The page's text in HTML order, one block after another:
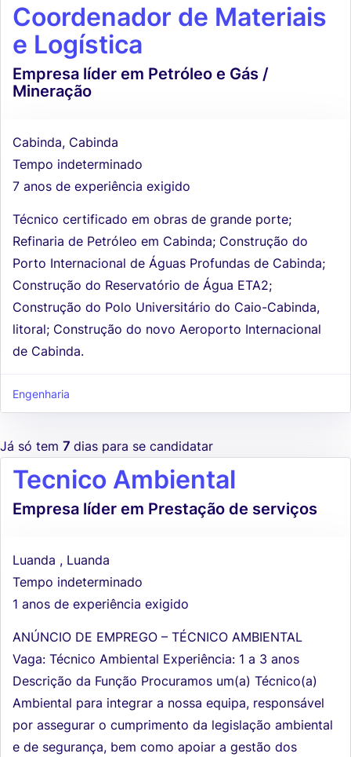
Coordenador de Materiais
e Logística
Empresa líder em Petróleo e Gás /
Mineração
Cabinda, Cabinda
Tempo indeterminado
7 anos de experiência exigido
Técnico certificado em obras de grande porte;
Refinaria de Petróleo em Cabinda; Construção do
Porto Internacional de Águas Profundas de Cabinda;
Construção do Reservatório de Água ETA2;
Construção do Polo Universitário do Caio-Cabinda,
litoral; Construção do novo Aeroporto Internacional
de Cabinda.
Engenharia
Já só tem 7 dias para se candidatar
Tecnico Ambiental
Empresa líder em Prestação de serviços
Luanda , Luanda
Tempo indeterminado
1 anos de experiência exigido
ANÚNCIO DE EMPREGO – TÉCNICO AMBIENTAL
Vaga: Técnico Ambiental Experiência: 1 a 3 anos
Descrição da Função Procuramos um(a) Técnico(a)
Ambiental para integrar a nossa equipa, responsável
por assegurar o cumprimento da legislação ambiental
e de segurança, bem como apoiar a gestão dos